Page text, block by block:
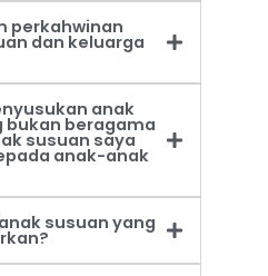
perkahwinan
dan keluarga
anak
bukan beragama
susuan saya
anak-anak
susuan yang